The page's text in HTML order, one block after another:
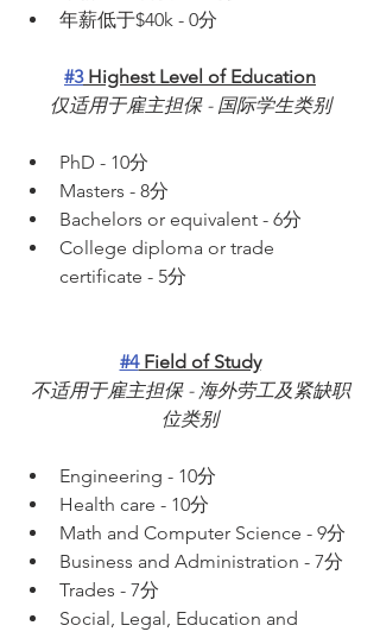
年薪低于$40k - 0分
#3 Highest Level of Education
仅适用于雇主担保 - 国际学生类别
PhD - 10分
Masters - 8分
Bachelors or equivalent - 6分
College diploma or trade
certificate - 5分
#4 Field of Study
不适用于雇主担保 - 海外劳工及紧缺职
位类别
Engineering - 10分
Health care - 10分
Math and Computer Science - 9分
Business and Administration - 7分
Trades - 7分
Social, Legal, Education and